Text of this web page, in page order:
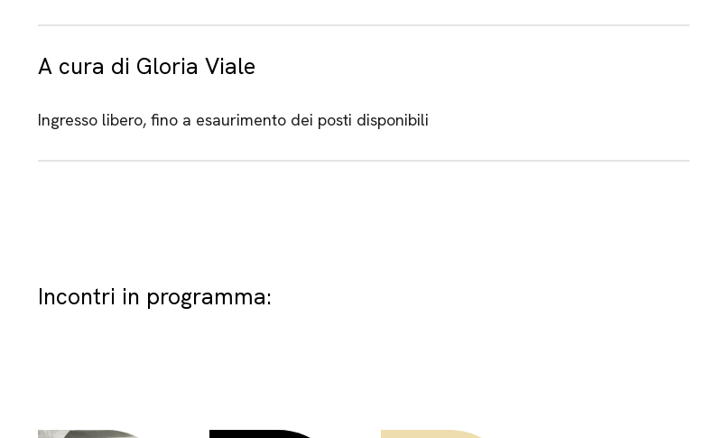
A cura di Gloria Viale
Ingresso libero, fino a esaurimento dei posti disponibili
Incontri in programma: